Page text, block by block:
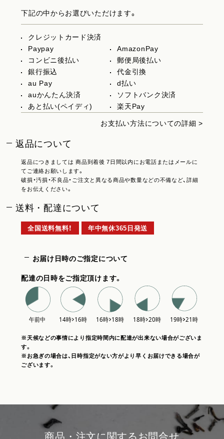
下記の中からお選びいただけます。
クレジットカード決済
Paypay
AmazonPay
コンビニ後払い
郵便局後払い
銀行振込
代金引換
au Pay
d払い
auかんたん決済
ソフトバンク決済
あと払い(ペイディ)
楽天Pay
お支払い方法についての詳細 >
返品について
返品につきましては 商品到着後 7日間以内にお電話またはメールに
てご連絡お願いします。
破損・汚損・不良品・ご注文と異なる商品や数量などの不備など、詳細
をお伝えください。
送料・配達について
全国送料無料！ 年中無休365日発送
お届け日時のご指定について
配達の日時をご指定頂けます。
※天候などの事情により指定時間内に配達が出来ない場合がございま
す。
※お急ぎの場合は、日時指定がない方がより早くお届けできる場合が
ございます。
商品・注文に関するお問合せ